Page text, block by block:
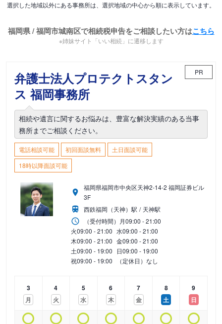
選択した地域以外にある事務所は、選択地域の中心から順に表示しています。
福岡県 / 福岡市城南区で相続税申告をご相談したい方はこちら
※姉妹サイト「いい相続」に遷移します
弁護士法人プロテクトスタン
ス 福岡事務所
PR
相続や遺言に関するお悩みは、豊富な解決実績のある当事
務所までご相談ください。
電話相談可能 初回面談無料
土日面談可能
18時以降面談可能
福岡県福岡市中央区天神2-14-2 福岡証券ビル
3F
西鉄福岡（天神）駅
天神駅
（受付時間） 月09:00 - 21:00
火09:00 - 21:00 水09:00 - 21:00
木09:00 - 21:00 金09:00 - 21:00
土09:00 - 19:00 日09:00 - 19:00
祝09:00 - 19:00 （定休日）なし
3
月
4
火
5
水
6
木
7
金
8
土
9
日